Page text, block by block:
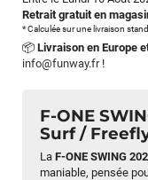
F-ONE
Surf /
La F-ONE SWING
maniable, pensée
Retrait gratuit en
* Calculée sur une livraison
📦 Livraison en Europe
info@funway.fr!